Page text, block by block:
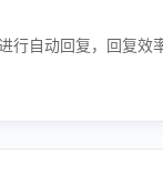
行自动回复，回复效